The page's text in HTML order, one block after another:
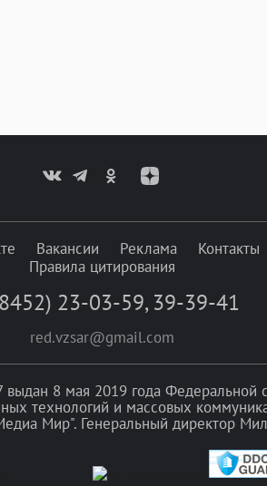
Вакансии Реклама
Контакты
Правила цитирования
23-03-59, 39-39-41
red.vzsar@gmail.com
8 мая 2019 года Федеральной
технологий и массовых
Мир". Генеральный директор